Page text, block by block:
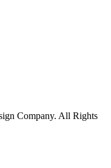
Company. All Rights